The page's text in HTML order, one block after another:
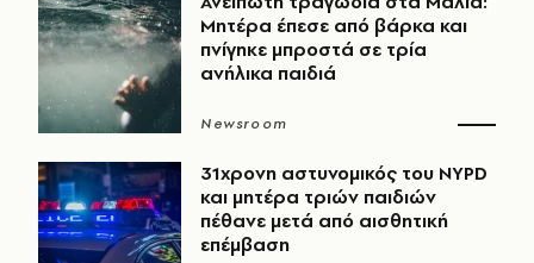
Μητέρα έπεσε από βάρκα και
πνίγηκε μπροστά σε τρία
ανήλικα παιδιά
Newsroom
31χρονη αστυνομικός του NYPD
και μητέρα τριών παιδιών
πέθανε μετά από αισθητική
επέμβαση